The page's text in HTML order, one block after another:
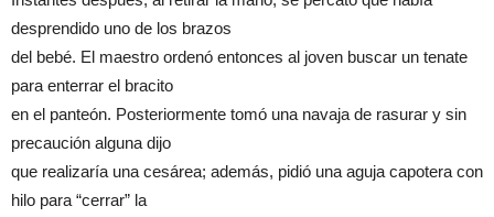
desprendido uno de los brazos
del bebé. El maestro ordenó entonces al joven buscar un tenate
para enterrar el bracito
en el panteón. Posteriormente tomó una navaja de rasurar y sin
precaución alguna dijo
que realizaría una cesárea; además, pidió una aguja capotera con
hilo para “cerrar” la